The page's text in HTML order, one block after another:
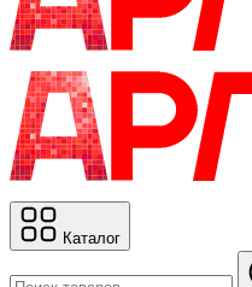
Каталог